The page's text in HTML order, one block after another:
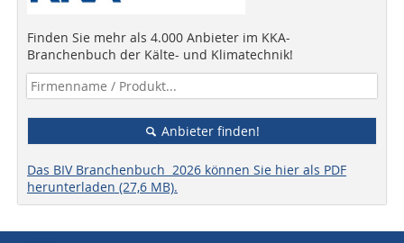
Finden Sie mehr als 4.000 Anbieter im KKA-
Branchenbuch der Kälte- und Klimatechnik!
Anbieter finden!
Das BIV Branchenbuch 2026 können Sie hier als PDF
herunterladen (27,6 MB).